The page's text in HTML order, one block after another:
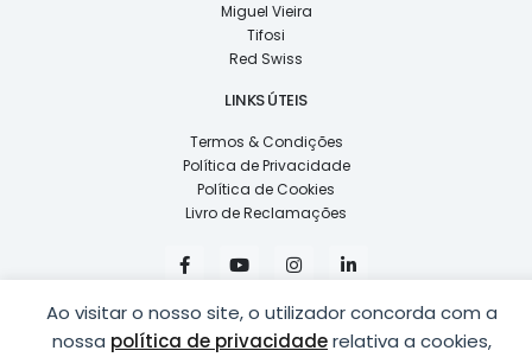
Ao visitar o nosso site, o utilizador concorda com a
nossa política de privacidaderelativa a cookies,
Miguel Vieira
Tifosi
Red Swiss
LINKS ÚTEIS
Termos & Condições
Política de Privacidade
Política de Cookies
Livro de Reclamações
F
a
e
b
o
Y
o
t
u
b
I
n
t
a
g
i
k
e
d